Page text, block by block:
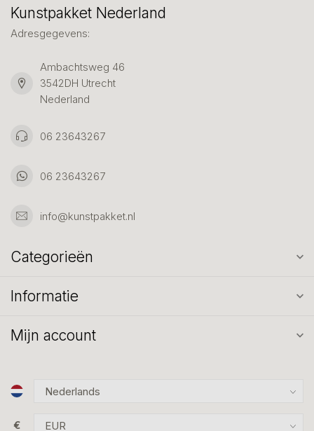
Kunstpakket Nederland
Adresgegevens:
Ambachtsweg 46
3542DH Utrecht
Nederland
06 23643267
06 23643267
info@kunstpakket.nl
Categorieën
Informatie
Mijn account
€